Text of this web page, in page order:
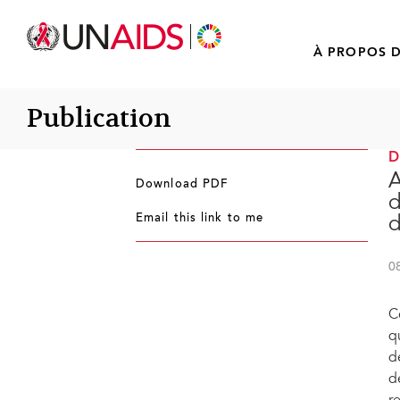
À PROPOS
Publication
Download PDF
Email this link to me